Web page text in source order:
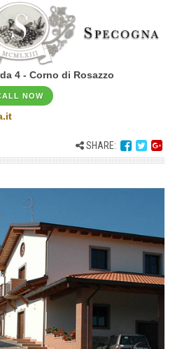
4 - Corno di Rosazzo
NOW
SHARE: